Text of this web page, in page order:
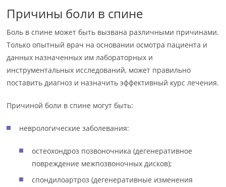
Причины боли в спине
Боль в спине может быть вызвана различными причинами.
Только опытный врач на основании осмотра пациента и
данных назначенных им лабораторных и
инструментальных исследований, может правильно
поставить диагноз и назначить эффективный курс лечения.
Причиной боли в спине могут быть:
неврологические заболевания:
остеохондроз позвоночника (дегенеративное
повреждение межпозвоночных дисков);
спондилоартроз (дегенеративные изменения